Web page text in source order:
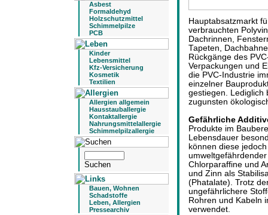
Asbest
Formaldehyd
Holzschutzmittel
Schimmelpilze
PCB
Kinder
Lebensmittel
Kfz-Versicherung
Kosmetik
Textilien
Allergien allgemein
Hausstauballergie
Kontaktallergie
Nahrungsmittelallergie
Schimmelpilzallergie
Bauen, Wohnen
Schadstoffe
Leben, Allergien
Pressearchiv
Hauptabsatzmarkt
verbrauchten
Dachrinnen,
Tapeten,
Rückgänge des
Verpackungen und
die PVC-Industrie
einzelner
gestiegen. Lediglich
zugunsten
Gefährliche
Produkte im
Lebensdauer
können diese
Chlorparaffine und
und Zinn als
(Phatalate). Trotz
ungefährlichere
Rohren und Kabeln
verwendet.